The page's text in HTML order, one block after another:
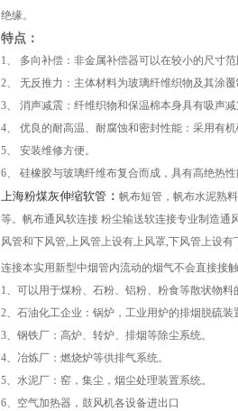
绝缘。
特点：
1、 多向补偿：非金属补偿器可以在较小的尺寸
2、 无反推力：主体材料为玻璃纤维织物及其涂
3、 消声减震：纤维织物和保温棉本身具有吸声
4、 优良的耐高温、耐腐蚀和密封性能：采用有
5、 安装维修方便。
6、 硅橡胶与玻璃纤维布复合而成，具有高绝热
上海粉煤灰伸缩软管 ： 帆布短管，帆布水泥熟
等。帆布通风软连接 粉尘输送软连接专业制造通
风管和下风管,上风管上设有上风罩,下风管上设
连接本实用新型中烟管内流动的烟气不会直接接
1、可以用于煤粉、石粉、铝粉、粉食等散状物
2、石油化工企业：锅炉，工业用炉的排烟脱硫装
3、钢铁厂：高炉、转炉、排烟等除尘系统。
4、冶炼厂：燃烧炉等供排气系统。
5、水泥厂：窑，集尘，烟尘处理装置系统。
6、空气加热器，鼓风机各设备进出口